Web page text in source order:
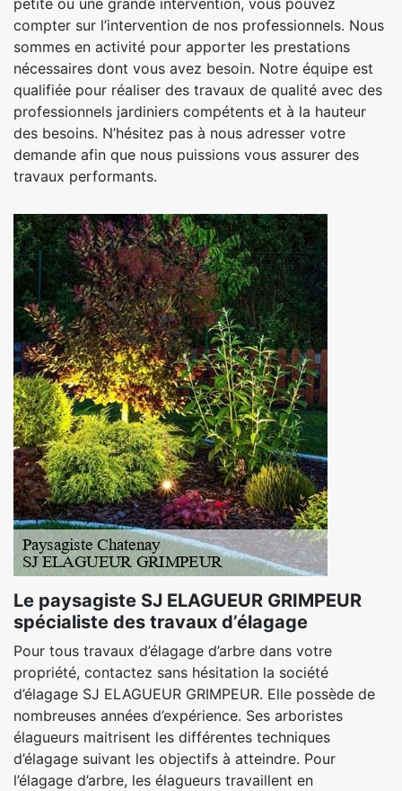
compter sur l’intervention de nos professionnels. Nous
sommes en activité pour apporter les prestations
nécessaires dont vous avez besoin. Notre équipe est
qualifiée pour réaliser des travaux de qualité avec des
professionnels jardiniers compétents et à la hauteur
des besoins. N’hésitez pas à nous adresser votre
demande afin que nous puissions vous assurer des
travaux performants.
Le paysagiste SJ ELAGUEUR GRIMPEUR
spécialiste des travaux d’élagage
Pour tous travaux d’élagage d’arbre dans votre
propriété, contactez sans hésitation la société
d’élagage SJ ELAGUEUR GRIMPEUR. Elle possède de
nombreuses années d’expérience. Ses arboristes
élagueurs maitrisent les différentes techniques
d’élagage suivant les objectifs à atteindre. Pour
l’élagage d’arbre, les élagueurs travaillent en